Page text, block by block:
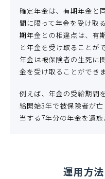
確定年金は、有期年金と
間に限って年金を受け取
期年金との相違点は、有
と年金を受け取ることが
年金は被保険者の生死に
金を受け取ることができま
例えば、年金の受給期間
給開始3年で被保険者が
当する7年分の年金を遺族
運用方